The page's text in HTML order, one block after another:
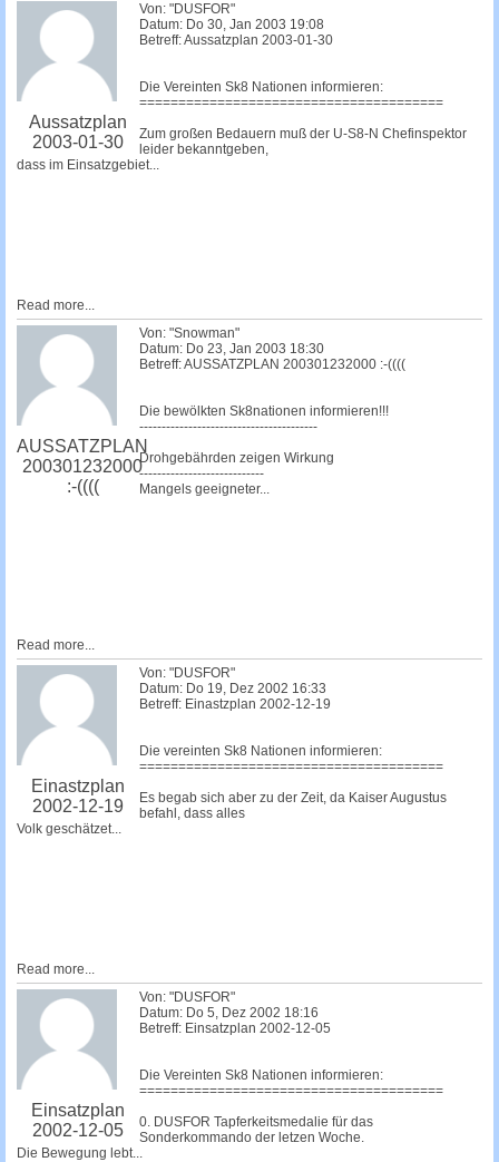
Aussatzplan
2003-01-30
Von: "DUSFOR"
Datum: Do 30, Jan 2003 19:08
Betreff: Aussatzplan 2003-01-30
Die Vereinten Sk8 Nationen informieren:
=======================================
Zum großen Bedauern muß der U-S8-N Chefinspektor
leider bekanntgeben,
dass im Einsatzgebiet...
Read more...
AUSSATZPLAN
200301232000
:-((((
Von: "Snowman"
Datum: Do 23, Jan 2003 18:30
Betreff: AUSSATZPLAN 200301232000 :-((((
Die bewölkten Sk8nationen informieren!!!
----------------------------------------
Drohgebährden zeigen Wirkung
----------------------------
Mangels geeigneter...
Read more...
Einastzplan
2002-12-19
Von: "DUSFOR"
Datum: Do 19, Dez 2002 16:33
Betreff: Einastzplan 2002-12-19
Die vereinten Sk8 Nationen informieren:
=======================================
Es begab sich aber zu der Zeit, da Kaiser Augustus
befahl, dass alles
Volk geschätzet...
Read more...
Einsatzplan
2002-12-05
Von: "DUSFOR"
Datum: Do 5, Dez 2002 18:16
Betreff: Einsatzplan 2002-12-05
Die Vereinten Sk8 Nationen informieren:
=======================================
0. DUSFOR Tapferkeitsmedalie für das
Sonderkommando der letzen Woche.
Die Bewegung lebt...